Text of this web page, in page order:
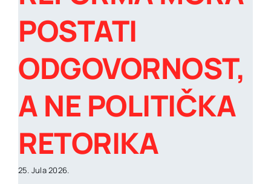
POSTATI
ODGOVORNOST,
A NE POLITIČKA
RETORIKA
25. Jula 2026.